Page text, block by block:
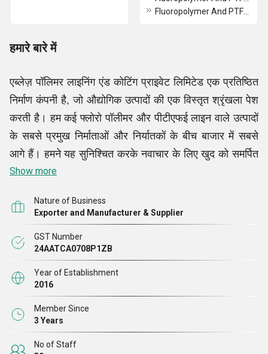
हमारे बारे में
एब्लेज़ पॉलिमर लाइनिंग एंड कोटिंग प्राइवेट लिमिटेड एक प्रतिष्ठित
निर्माण कंपनी है, जो औद्योगिक उत्पादों की एक विस्तृत श्रृंखला पेश
करती है। हम कई फ्लोरो पॉलीमर और पीटीएफई लाइन वाले उत्पादों
के सबसे प्रमुख निर्माताओं और निर्यातकों के बीच बाजार में सबसे
आगे हैं। हमने यह सुनिश्चित करके नवाचार के लिए खुद को समर्पित
किया है कि हमारी उत्पाद श्रृंखला में फ्लोरोपॉलीमर और पीटीएफई
पीटीएफई लाइनेड बॉल वाल्व, फ्लोरोपॉलीमर और पीटीएफई लाइनेड
बटरफ्लाई वाल्व, एसएस रिड्यूसिंग फ्लैंग, पीटीएफई गैस्केट, अन्य
आइटम शामिल हैं।
हमारे प्रस्ताव उत्कृष्ट प्रदर्शन, स्थायित्व और विश्वसनीयता
सुनिश्चित करने वाले कई उद्योगों के कड़े विनिर्देशों का अनुपालन
करते हैं। हमारे लक्षित क्षेत्र वे हैं जो रासायनिक प्रसंस्करण या
फार्मा उद्योग के साथ-साथ तेल और गैस से संबंधित हैं, जहां उच्च
थर्मल स्थिरता के साथ संक्षारण प्रतिरोध
Show more
Nature of Business
Exporter and Manufacturer & Supplier
GST Number
24AATCA0708P1ZB
Year of Establishment
2016
Member Since
3 Years
No of Staff